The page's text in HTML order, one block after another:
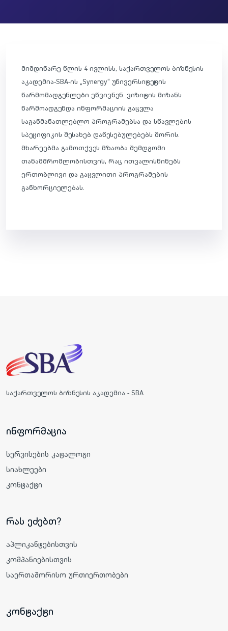
მიმდინარე წლის 4 ივლისს, საქართველოს ბიზნესის
აკადემია-SBA-ის „Synergy“ უნივერსიტეტის
წარმომადგენლები ეწვივნენ. ვიზიტის მიზანს
წარმოადგენდა ინფორმაციის გაცვლა
საგანმანათლებლო პროგრამებსა და სწავლების
სპეციფიკის შესახებ დაწესებულებებს შორის.
მხარეებმა გამოთქვეს მზაობა შემდგომი
თანამშრომლობისთვის, რაც ითვალისწინებს
ერთობლივი და გაცვლითი პროგრამების
განხორციელებას.
საქართველოს ბიზნესის აკადემია - SBA
ინფორმაცია
სერვისების კატალოგი
სიახლეები
კონტაქტი
რას ეძებთ?
აპლიკანტებისთვის
კომპანიებისთვის
საერთაშორისო ურთიერთობები
კონტაქტი